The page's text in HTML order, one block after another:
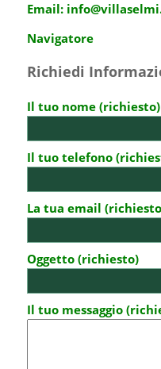
Email:
Navigatore
Richiedi
Il tuo nome (richiesto)
Il tuo telefono
La tua email
Oggetto (richiesto)
Il tuo messaggio